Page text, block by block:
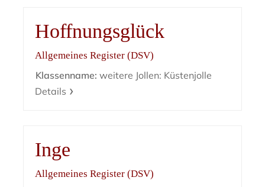
Hoffnungsglück
Allgemeines Register (DSV)
Klassenname: weitere Jollen: Küstenjolle
Details
Inge
Allgemeines Register (DSV)